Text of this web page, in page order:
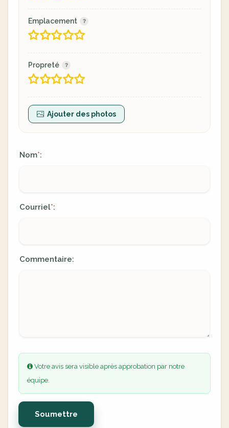
Emplacement
Propreté
Ajouter des photos
Nom*:
Courriel*:
Commentaire:
Votre avis sera visible après approbation par notre
équipe.
Soumettre